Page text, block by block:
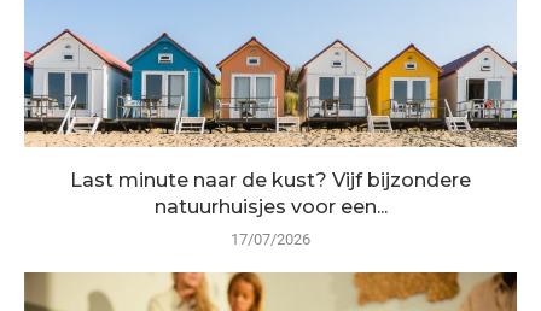
Last minute naar de kust? Vijf bijzondere
natuurhuisjes voor een...
17/07/2026